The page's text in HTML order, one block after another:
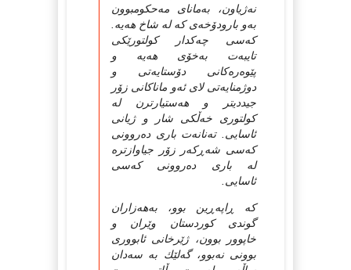
نه‌ژیاون، به‌مانای مه‌حكومبوون
به‌و بارودۆخه‌ی كه له شاخ هه‌یه‌.
كه‌سی چه‌كدار كولتورێكی
تایبه‌ت به‌خۆی هه‌یه‌ و
پێوه‌ره‌كانی دۆستایه‌تی و
دوژمنایه‌تی لای ئه‌و ماناكانی زۆر
جیددیتر و هه‌ستیارترن له‌
كولتوری خه‌ڵكی شار و ژیانی
ئاسایی. ته‌نانه‌ت باری ده‌روونی
كه‌سی شه‌ڕكه‌ر زۆر جیاوازتره
له باری ده‌روونی كه‌سی
ئاسایی.
كه‌ ڕاپه‌ڕین بوو، به‌هه‌زاران
گوندی كوردستان وێران و
خاپوور بوون، ژێرخانی ئابووری
بوونی نه‌بوو، گه‌لێك به سه‌دان